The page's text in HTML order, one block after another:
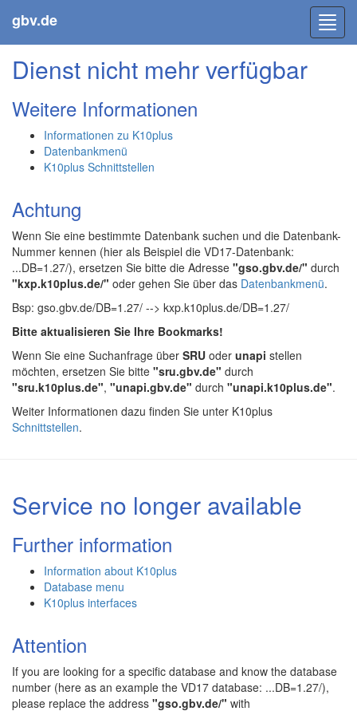
gbv.de
Dienst nicht mehr verfügbar
Weitere Informationen
Informationen zu K10plus
Datenbankmenü
K10plus Schnittstellen
Achtung
Wenn Sie eine bestimmte Datenbank suchen und die Datenbank-
Nummer kennen (hier als Beispiel die VD17-Datenbank:
...DB=1.27/), ersetzen Sie bitte die Adresse "gso.gbv.de/" durch
"kxp.k10plus.de/" oder gehen Sie über das Datenbankmenü.
Bsp: gso.gbv.de/DB=1.27/ --> kxp.k10plus.de/DB=1.27/
Bitte aktualisieren Sie Ihre Bookmarks!
Wenn Sie eine Suchanfrage über SRU oder unapi stellen
möchten, ersetzen Sie bitte "sru.gbv.de" durch
"sru.k10plus.de", "unapi.gbv.de" durch "unapi.k10plus.de".
Weiter Informationen dazu finden Sie unter K10plus
Schnittstellen.
Service no longer available
Further information
Information about K10plus
Database menu
K10plus interfaces
Attention
If you are looking for a specific database and know the database
number (here as an example the VD17 database: ...DB=1.27/),
please replace the address "gso.gbv.de/" with